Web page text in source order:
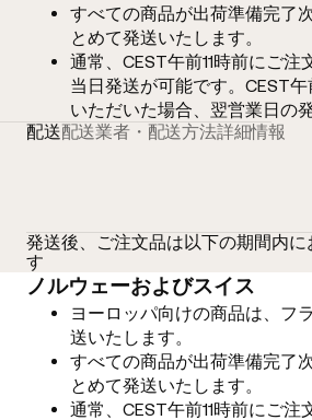
すべての商品が出荷準備完了
とめて発送いたします。
通常、CEST午前11時前にご注
当日発送が可能です。CEST午
いただいた場合、翌営業日の
配送配送業者・配送方法詳細情報
発送後、ご注文品は以下の期間内に
す
ノルウェーおよびスイス
ヨーロッパ向けの商品は、フ
送いたします。
すべての商品が出荷準備完了
とめて発送いたします。
通常、CEST午前11時前にご注